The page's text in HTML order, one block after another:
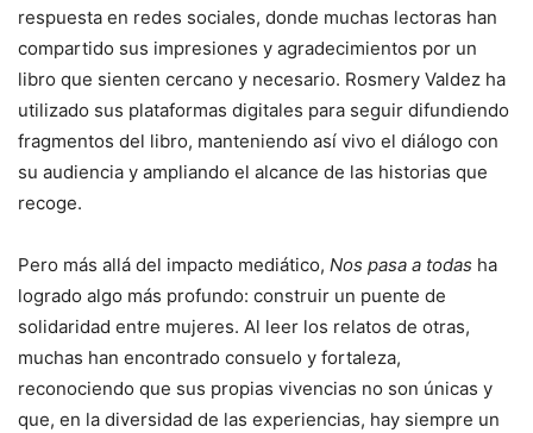
respuesta en redes sociales, donde muchas lectoras han
compartido sus impresiones y agradecimientos por un
libro que sienten cercano y necesario. Rosmery Valdez ha
utilizado sus plataformas digitales para seguir difundiendo
fragmentos del libro, manteniendo así vivo el diálogo con
su audiencia y ampliando el alcance de las historias que
recoge.
Pero más allá del impacto mediático, Nos pasa a todas ha
logrado algo más profundo: construir un puente de
solidaridad entre mujeres. Al leer los relatos de otras,
muchas han encontrado consuelo y fortaleza,
reconociendo que sus propias vivencias no son únicas y
que, en la diversidad de las experiencias, hay siempre un